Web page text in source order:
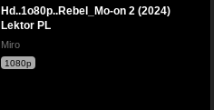
Hd..1o80p..Rebel_Mo-on 2 (2024)
Lektor PL
Miro
1080p